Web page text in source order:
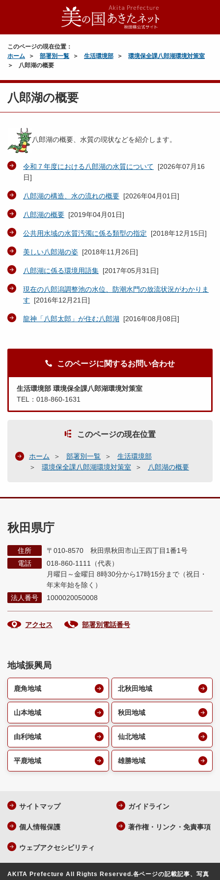
このページの現在位置：
ホーム
部署別一覧 生活環境部
環境保全課八郎湖環境対策室
八郎湖の概要
八郎湖の概要
八郎湖の概要、水質の現状などを紹介します。
令和７年度における八郎湖の水質について [2026年07月16
日]
八郎湖の構造、水の流れの概要 [2026年04月01日]
八郎湖の概要 [2019年04月01日]
公共用水域の水質汚濁に係る類型の指定 [2018年12月15日]
美しい八郎湖の姿 [2018年11月26日]
八郎湖に係る環境用語集 [2017年05月31日]
現在の八郎潟調整池の水位、防潮水門の放流状況がわかりま
す [2016年12月21日]
龍神「八郎太郎」が住む八郎湖 [2016年08月08日]
このページに関するお問い合わせ
生活環境部 環境保全課八郎湖環境対策室
TEL：018-860-1631
このページの現在位置
ホーム 部署別一覧
生活環境部
環境保全課八郎湖環境対策室
八郎湖の概要
秋田県庁
住所
〒010-8570 秋田県秋田市山王四丁目1番1号
電話
018-860-1111（代表）
月曜日～金曜日 8時30分から17時15分まで （祝日・
年末年始を除く）
法人番号
1000020050008
アクセス 部署別電話番号
地域振興局
鹿角地域 北秋田地域
山本地域 秋田地域
由利地域 仙北地域
平鹿地域 雄勝地域
サイトマップ ガイドライン
個人情報保護 著作権・リンク・免責事項
ウェブアクセシビリティ
AKITA Prefecture All Rights Reserved.各ページの記載記事、写真